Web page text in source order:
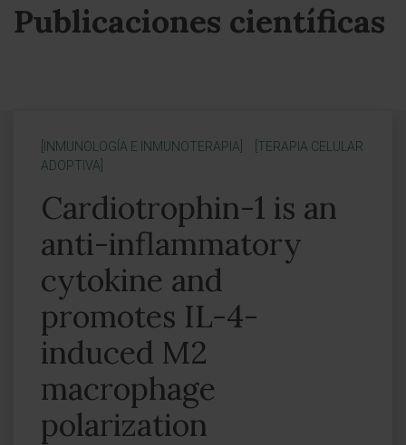
Publicaciones científicas
[INMUNOLOGÍA E INMUNOTERAPIA]
[TERAPIA CELULAR
ADOPTIVA]
Cardiotrophin-1 is an
anti-inflammatory
cytokine and
promotes IL-4-
induced M2
macrophage
polarization